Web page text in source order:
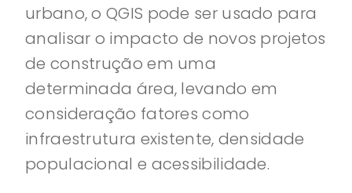
urbano, o QGIS pode ser usado para
analisar o impacto de novos projetos
de construção em uma
determinada área, levando em
consideração fatores como
infraestrutura existente, densidade
populacional e acessibilidade.